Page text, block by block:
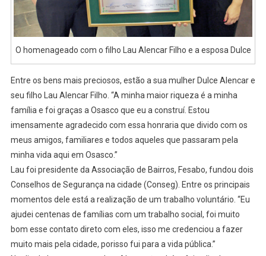
O homenageado com o filho Lau Alencar Filho e a esposa Dulce
Entre os bens mais preciosos, estão a sua mulher Dulce Alencar e
seu filho Lau Alencar Filho. “A minha maior riqueza é a minha
família e foi graças a Osasco que eu a construí. Estou
imensamente agradecido com essa honraria que divido com os
meus amigos, familiares e todos aqueles que passaram pela
minha vida aqui em Osasco.”
Lau foi presidente da Associação de Bairros, Fesabo, fundou dois
Conselhos de Segurança na cidade (Conseg). Entre os principais
momentos dele está a realização de um trabalho voluntário. “Eu
ajudei centenas de famílias com um trabalho social, foi muito
bom esse contato direto com eles, isso me credenciou a fazer
muito mais pela cidade, porisso fui para a vida pública.”